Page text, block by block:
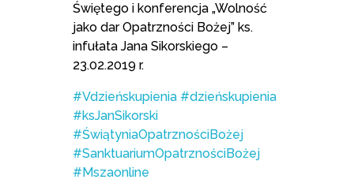
Świętego i konferencja „Wolność
jako dar Opatrzności Bożej” ks.
infułata Jana Sikorskiego –
23.02.2019 r.
#Vdzieńskupienia #dzieńskupienia
#ksJanSikorski
#ŚwiątyniaOpatrznościBożej
#SanktuariumOpatrznościBożej
#Mszaonline